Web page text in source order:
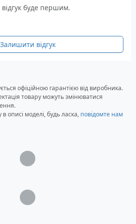
буде першим.
Залишити відгук
офіційною гарантією від виробника.
товару можуть змінюватися
описі моделі, будь ласка, повідомте нам
Загрузка...
Загрузка...